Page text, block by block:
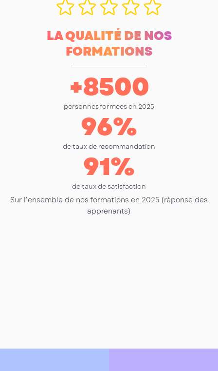
LA QUALITÉ DE NOS
FORMATIONS
personnes formées en 2025
+8500
de taux de recommandation
96%
de taux de satisfaction
91%
Sur l’ensemble de nos formations en 2025 (réponse des
apprenants)